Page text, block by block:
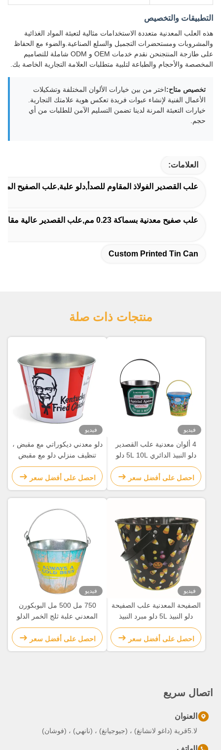
التطبيقات والتخصيص
هذه العلب المعدنية متعددة الاستخدامات مثالية لتعبئة المواد الغذائية
والمشروبات ومستحضرات التجميل والسلع الصناعية.والضوء مع الحفاظ
على طازجة المنتجنحن نقدم خدمات OEM و ODM شاملة للتصاميم
المخصصة والأحجام والطباعة لتلبية متطلبات العلامة التجارية الخاصة بك.
تخصيص متاح:اختر من بين خيارات الألوان المختلفة وتشكيلات
الأعمال الفنية لإنشاء عبوات فريدة تعكس هوية علامتك التجارية.
خيارات التعبئة المرنة لدينا تضمن التسليم الآمن للطلبات من أي
حجم.
العلامات:
علب القصدير الفولاذ المقاوم للصدأ,دلو علبة,علب الصفيح
علب صفيح معدنية بسماكة 0.23 مم,علب القصدير عالية مقاومة للتآكل,أدوات الفن علب القصدير المعدنية
Custom Printed Tin Can
منتجات ذات صلة
فيديو
4 ألوان معدنية علب القصدير
دلو النبيذ الدائري 5L 10L دلو
الثلج الكبير
احصل على أفضل سعر
فيديو
دلو معدني ديكوراتي مع مقبض ،
تنظيف منزلي دلو مع مقبض
احصل على أفضل سعر
فيديو
الصفيحة المعدنية علب الصفيحة
دلو النبيذ 5L دلو مبرد النبيذ
الشخصي
احصل على أفضل سعر
فيديو
750 مل 500 مل البوبكورن
المعدني علبة ثلج الخمر الدلو
الزجاجي الدلو مع الغطاء
احصل على أفضل سعر
اتصال سريع
العنوان
لا.5قرية (داغو لانشانغ) ، (جيوجيانغ) ، (نانهي) ، (فوشان)